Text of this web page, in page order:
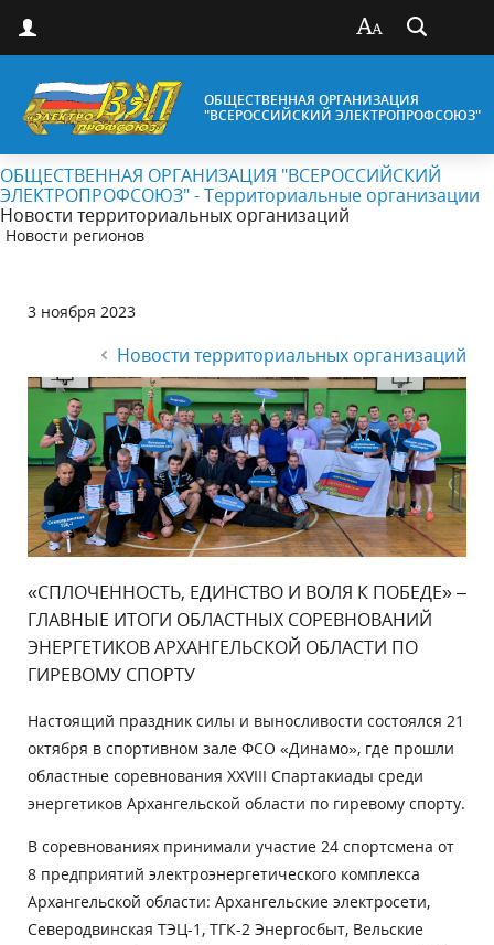
ОБЩЕСТВЕННАЯ ОРГАНИЗАЦИЯ
"ВСЕРОССИЙСКИЙ ЭЛЕКТРОПРОФСОЮЗ"
ОБЩЕСТВЕННАЯ ОРГАНИЗАЦИЯ "ВСЕРОССИЙСКИЙ
ЭЛЕКТРОПРОФСОЮЗ" - Территориальные организации
Новости территориальных организаций
Новости регионов
3 ноября 2023
Новости территориальных организаций
«СПЛОЧЕННОСТЬ, ЕДИНСТВО И ВОЛЯ К ПОБЕДЕ» –
ГЛАВНЫЕ ИТОГИ ОБЛАСТНЫХ СОРЕВНОВАНИЙ
ЭНЕРГЕТИКОВ АРХАНГЕЛЬСКОЙ ОБЛАСТИ ПО
ГИРЕВОМУ СПОРТУ
Настоящий праздник силы и выносливости состоялся 21
октября в спортивном зале ФСО «Динамо», где прошли
областные соревнования XXVIII Спартакиады среди
энергетиков Архангельской области по гиревому спорту.
В соревнованиях принимали участие 24 спортсмена от
8 предприятий электроэнергетического комплекса
Архангельской области: Архангельские электросети,
Северодвинская ТЭЦ-1, ТГК-2 Энергосбыт, Вельские